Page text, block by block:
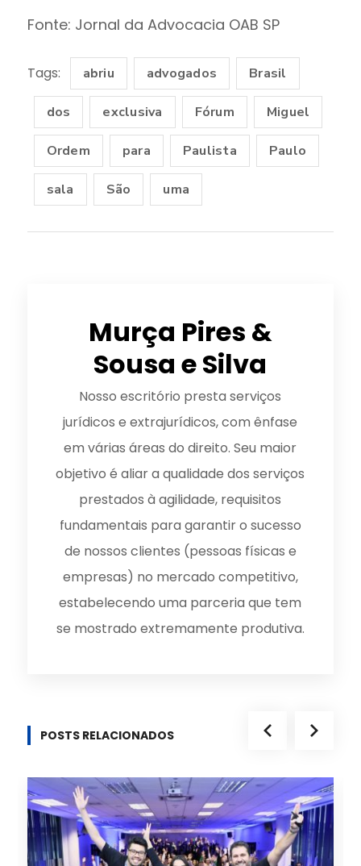
Fonte: Jornal da Advocacia OAB SP
Tags: abriu advogados Brasil
dos exclusiva Fórum Miguel
Ordem para Paulista Paulo
sala São uma
Murça Pires &
Sousa e Silva
Nosso escritório presta serviços
jurídicos e extrajurídicos, com ênfase
em várias áreas do direito. Seu maior
objetivo é aliar a qualidade dos serviços
prestados à agilidade, requisitos
fundamentais para garantir o sucesso
de nossos clientes (pessoas físicas e
empresas) no mercado competitivo,
estabelecendo uma parceria que tem
se mostrado extremamente produtiva.
POSTS RELACIONADOS